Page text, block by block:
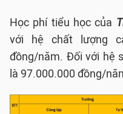
Học phí tiểu học của
với hệ chất lượng
đồng/năm. Đối với hệ
là 97.000.000 đồng/